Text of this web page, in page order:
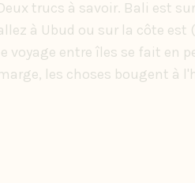
trucs à savoir. Bali est
à Ubud ou sur la côte est
voyage entre îles se fait en
les choses bougent à